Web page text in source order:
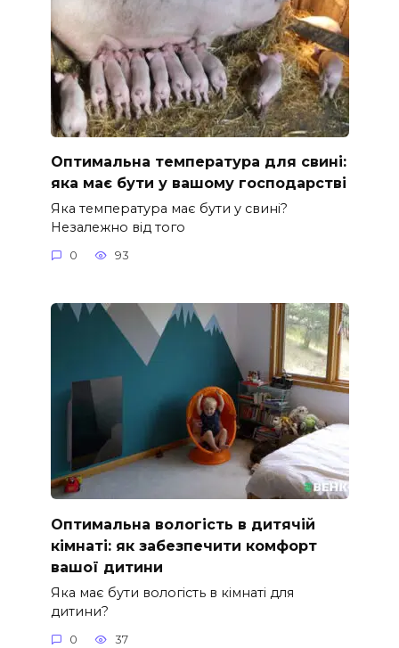
Оптимальна температура для свині:
яка має бути у вашому господарстві
Яка температура має бути у свині?
Незалежно від того
0 93
Оптимальна вологість в дитячій
кімнаті: як забезпечити комфорт
вашої дитини
Яка має бути вологість в кімнаті для
дитини?
0 37